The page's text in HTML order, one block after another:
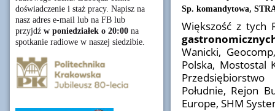
doświadczenie i staż pracy. Napisz na
nasz adres e-mail lub na FB lub
przyjdź w poniedziałek o 20:00 na
spotkanie radiowe w naszej siedzibie.
Sp. komandytowa,
Większość z tych
Wanicki,
Polska, Mostostal
Przedsiębiorstwo
Południe, Rejon
Europe, SHM